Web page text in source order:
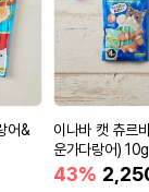
어&
이나바 캣 츄르
운가다랑어)
C-273)
43%